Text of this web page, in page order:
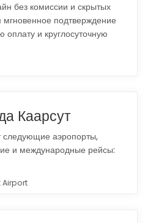
без комиссии и скрытых
подтверждение
и круглосуточную
Каарсут
следующие аэропорты,
и международные рейсы:
Airport